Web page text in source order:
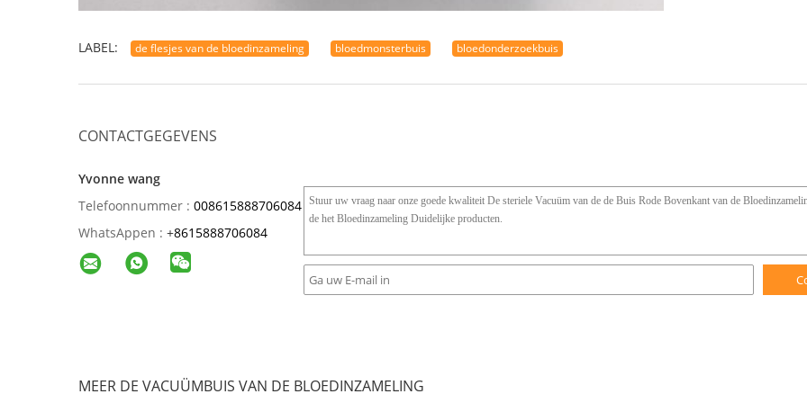
LABEL: de flesjes van de bloedinzameling bloedmonsterbuis bloedonderzoekbuis
CONTACTGEGEVENS
Yvonne wang
Telefoonnummer : 008615888706084
WhatsAppen : +8615888706084
MEER DE VACUÜMBUIS VAN DE BLOEDINZAMELING